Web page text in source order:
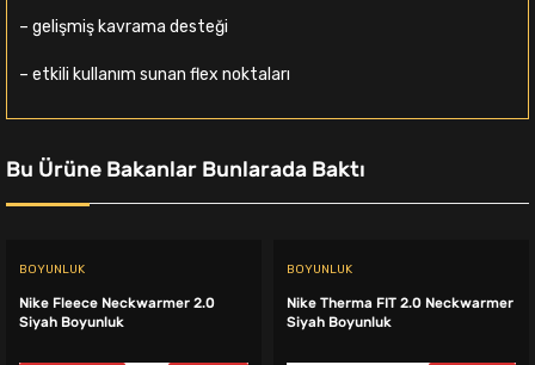
– gelişmiş kavrama desteği
– etkili kullanım sunan flex noktaları
Bu Ürüne Bakanlar Bunlarada Baktı
BOYUNLUK
Nike Fleece Neckwarmer 2.0
Siyah Boyunluk
BOYUNLUK
Nike Therma FIT 2.0 Neckwarmer
Siyah Boyunluk